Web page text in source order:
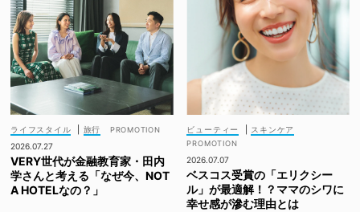
ライフスタイル
旅行
2026.07.27
VERY世代が金融教育家・田内
学さんと考える「なぜ今、NOT
A HOTELなの？」
ビューティー スキンケア
2026.07.07
ベスコス受賞の「エリクシー
ル」が最適解！？ママのシワに
幸せ感が滲む理由とは